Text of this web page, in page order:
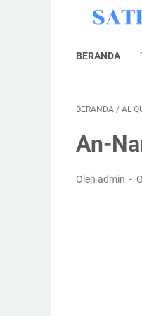
BERANDA
BERANDA / AL
An-
Oleh admin